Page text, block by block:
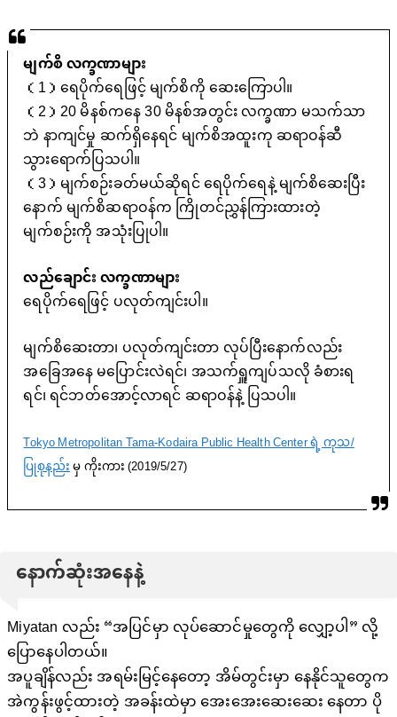
မျက်စိ လက္ခဏာများ
（1）ရေပိုက်ရေဖြင့် မျက်စိကို ဆေးကြောပါ။
（2）20 မိနစ်ကနေ 30 မိနစ်အတွင်း လက္ခဏာ မသက်သာ
ဘဲ နာကျင်မှု ဆက်ရှိနေရင် မျက်စိအထူးကု ဆရာဝန်ဆီ
သွားရောက်ပြသပါ။
（3）မျက်စဉ်းခတ်မယ်ဆိုရင် ရေပိုက်ရေနဲ့ မျက်စိဆေးပြီး
နောက် မျက်စိဆရာဝန်က ကြိုတင်ညွှန်ကြားထားတဲ့
မျက်စဉ်းကို အသုံးပြုပါ။
လည်ချောင်း လက္ခဏာများ
ရေပိုက်ရေဖြင့် ပလုတ်ကျင်းပါ။
မျက်စိဆေးတာ၊ ပလုတ်ကျင်းတာ လုပ်ပြီးနောက်လည်း
အခြေအနေ မပြောင်းလဲရင်၊ အသက်ရှူကျပ်သလို ခံစားရ
ရင်၊ ရင်ဘတ်အောင့်လာရင် ဆရာဝန်နဲ့ ပြသပါ။
Tokyo Metropolitan Tama-Kodaira Public Health Center ရဲ့ ကုသ/
ပြုစုနည်းမှ ကိုးကား (2019/5/27)
နောက်ဆုံးအနေနဲ့
Miyatan လည်း “အပြင်မှာ လုပ်ဆောင်မှုတွေကို လျှော့ပါ” လို့
ပြောနေပါတယ်။
အပူချိန်လည်း အရမ်းမြင့်နေတော့ အိမ်တွင်းမှာ နေနိုင်သူတွေက
အဲကွန်းဖွင့်ထားတဲ့ အခန်းထဲမှာ အေးအေးဆေးဆေး နေတာ ပို